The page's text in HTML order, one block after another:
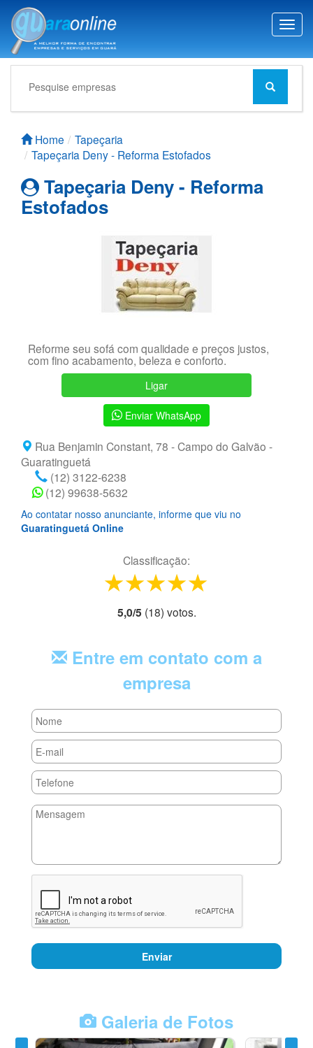
T
o
g
g
n
Home
Tapeçaria
Tapeçaria Deny - Reforma Estofados
Tapeçaria Deny - Reforma
Estofados
Reforme seu sofá com qualidade e preços justos,
com fino acabamento, beleza e conforto.
Ligar
Enviar WhatsApp
Rua Benjamin Constant, 78 - Campo do Galvão -
Guaratinguetá
(12) 3122-6238
(12) 99638-5632
Ao contatar nosso anunciante, informe que viu no
Guaratinguetá Online
Classificação:
4 stars
3 stars
2 stars
1 star
5,0/5 (18) votos.
Entre em contato com a
empresa
Enviar
Galeria de Fotos